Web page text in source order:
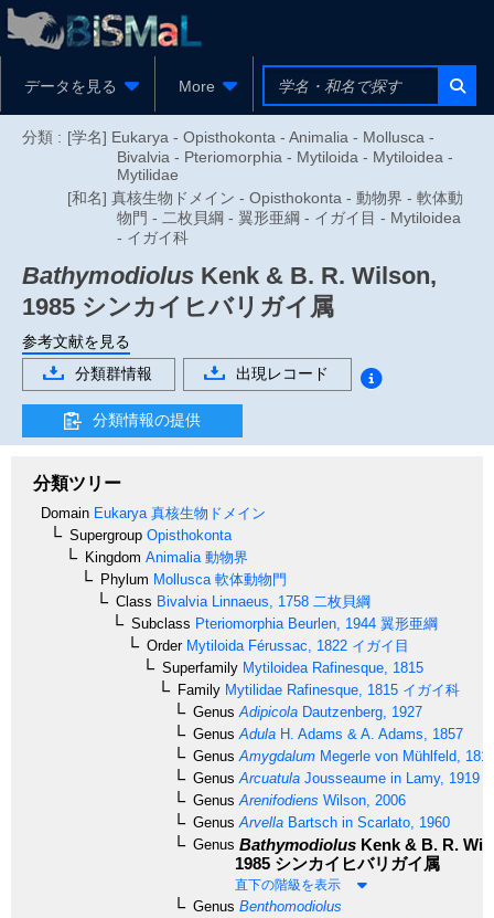
データを見る More
分類 : [学名] Eukarya - Opisthokonta - Animalia - Mollusca -
Bivalvia - Pteriomorphia - Mytiloida - Mytiloidea -
Mytilidae
[和名] 真核生物ドメイン - Opisthokonta - 動物界 - 軟体動
物門 - 二枚貝綱 - 翼形亜綱 - イガイ目 - Mytiloidea
- イガイ科
Bathymodiolus Kenk & B. R. Wilson,
1985 シンカイヒバリガイ属
参考文献を見る
分類群情報
出現レコード
分類情報の提供
分類ツリー
Domain Eukarya 真核生物ドメイン
Supergroup Opisthokonta
Kingdom Animalia 動物界
Phylum Mollusca 軟体動物門
Class Bivalvia Linnaeus, 1758 二枚貝綱
Subclass Pteriomorphia Beurlen, 1944 翼形亜綱
OrderMytiloida Férussac, 1822 イガイ目
Superfamily Mytiloidea Rafinesque, 1815
Family Mytilidae Rafinesque, 1815 イガイ科
Genus Adipicola Dautzenberg, 1927
Genus Adula H. Adams & A. Adams, 1857
Genus Amygdalum Megerle von Mühlfeld, 1811
Genus Arcuatula Jousseaume in Lamy, 1919
Genus Arenifodiens Wilson, 2006
Genus Arvella Bartsch in Scarlato, 1960
Genus Bathymodiolus Kenk & B. R.
1985 シンカイヒバリガイ属
直下の階級を表示
Genus Benthomodiolus